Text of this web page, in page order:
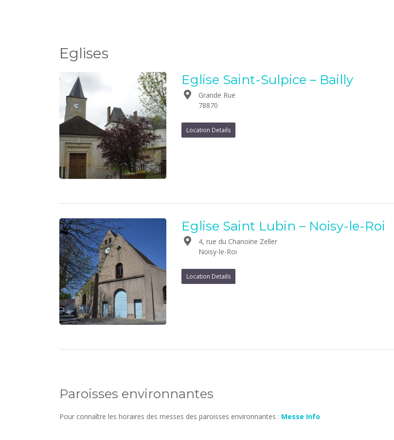
Eglises
Eglise Saint-Sulpice – Bailly
Grande Rue
78870
Location Details
Eglise Saint Lubin – Noisy-le-Roi
4, rue du Chanoine Zeller
Noisy-le-Roi
Location Details
Paroisses environnantes
Pour connaître les horaires des messes des paroisses environnantes : Messe Info